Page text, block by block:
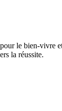
le bien-
la réussite.